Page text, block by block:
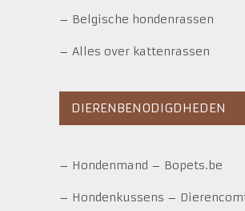
– Belgische hondenrassen
– Alles over kattenrassen
DIERENBENODIGDHEDEN
– Hondenmand – Bopets.be
– Hondenkussens –